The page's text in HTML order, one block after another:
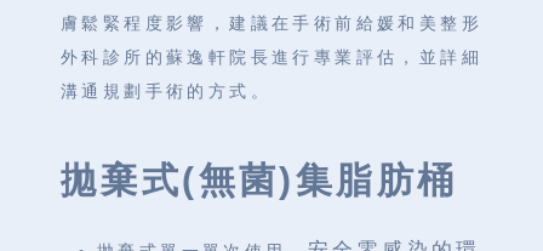
膚鬆緊程度影響，建議在手術前給媛和美整形
外科診所的蘇逸軒院長進行專業評估，並詳細
溝通規劃手術的方式。
拋棄式(無菌)集脂肪桶